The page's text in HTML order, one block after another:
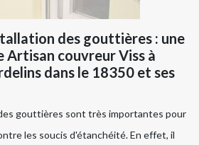
des gouttières : une
Artisan couvreur Viss à
dans le 18350 et ses
gouttières sont très importantes pour
les soucis d'étanchéité. En effet, il